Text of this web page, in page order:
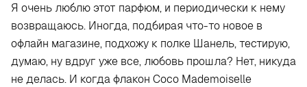
Я очень люблю этот парфюм, и периодически к нему
возвращаюсь. Иногда, подбирая что-то новое в
офлайн магазине, подхожу к полке Шанель, тестирую,
думаю, ну вдруг уже все, любовь прошла? Нет, никуда
не делась. И когда флакон Coco Mademoiselle